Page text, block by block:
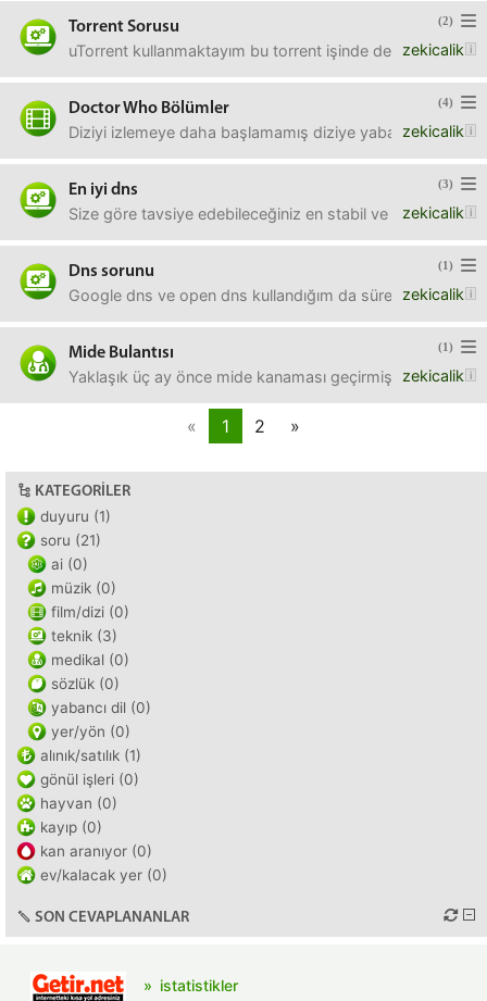
(2)
Torrent Sorusu
zekicalik
uTorrent kullanmaktayım bu torrent işinde de
(4)
Doctor Who Bölümler
zekicalik
Diziyi izlemeye daha başlamamış diziye yabancı biri için
(3)
En iyi dns
zekicalik
Size göre tavsiye edebileceğiniz en stabil ve hızlı dns
(1)
Dns sorunu
zekicalik
Google dns ve open dns kullandığım da sürekli olarak
(1)
Mide Bulantısı
zekicalik
Yaklaşık üç ay önce mide kanaması geçirmiş birisi
« 1 2 »
KATEGORILER
duyuru (1)
soru (21)
ai (0)
müzik (0)
film/dizi (0)
teknik (3)
medikal (0)
sözlük (0)
yabancı dil (0)
yer/yön (0)
alınık/satılık (1)
gönül işleri (0)
hayvan (0)
kayıp (0)
kan aranıyor (0)
ev/kalacak yer (0)
SON CEVAPLANANLAR
istatistikler